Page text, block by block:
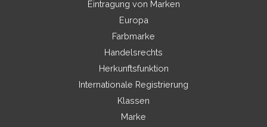
Eintragung von Marken
Europa
Farbmarke
Handelsrechts
Herkunftsfunktion
Internationale Registrierung
Klassen
Marke